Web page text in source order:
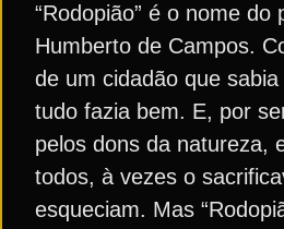
“Rodopião” é o nome do
Humberto de Campos.
de um cidadão que
tudo fazia bem. E, por
pelos dons da natureza,
todos, à vezes o
esqueciam. Mas